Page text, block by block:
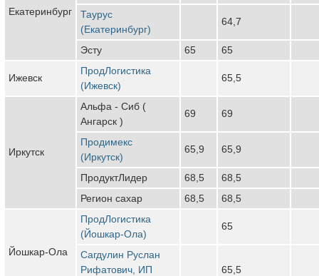
Екатеринбург
Таурус
(Екатеринбург)
64,7
Эсту 65 65
Ижевск
ПродЛогистика
(Ижевск)
65,5
Иркутск
Альфа - Сиб (
Ангарск )
69 69
Продимекс
(Иркутск)
65,9 65,9
ПродуктЛидер 68,5
68,5
Регион сахар
68,5 68,5
Йошкар-Ола
ПродЛогистика
(Йошкар-Ола)
65
Сагдулин Руслан
Рифатович, ИП
65,5